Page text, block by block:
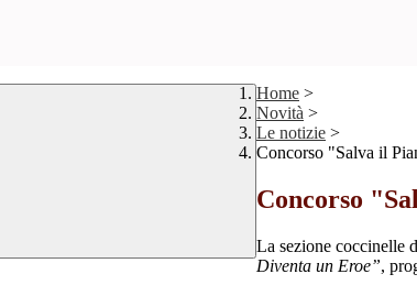
Home >
Novità >
Le notizie >
Concorso "Salva il
Concorso
La sezione coccinelle
Diventa un Eroe”,